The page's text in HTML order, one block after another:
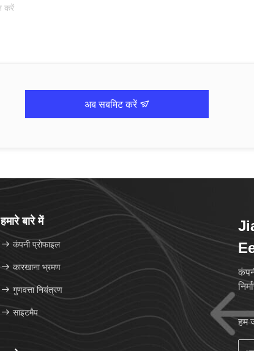
अब सबमिट करें
हमारे बारे में
कंपनी प्रोफाइल
कारखाना भ्रमण
गुणवत्ता नियंत्रण
साइटमैप
हम